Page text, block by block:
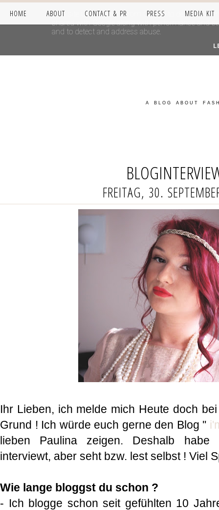
HOME ABOUT CONTACT & PR PRESS MEDIA KIT
A BLOG ABOUT
FREITAG, 30.
Ihr Lieben, ich melde mich Heute doch
Grund ! Ich würde euch gerne den Blog ''
lieben Paulina zeigen. Deshalb
interviewt, aber seht bzw. lest selbst ! Viel
Wie lange bloggst du schon ?
- Ich blogge schon seit gefühlten 10
This site uses cookies from Google to deliver its
shared with Google along with performance and
and to detect and address abuse.